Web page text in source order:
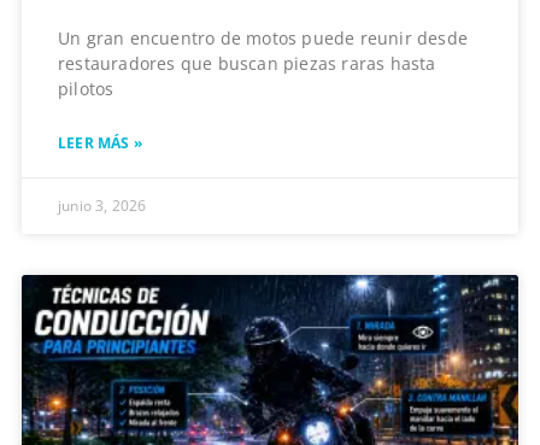
Un gran encuentro de motos puede reunir desde
restauradores que buscan piezas raras hasta
pilotos
LEER MÁS »
junio 3, 2026